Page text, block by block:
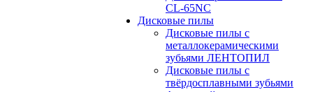
CL-65NC
Дисковые пилы
Дисковые пилы с
металлокерамическими
зубьями ЛЕНТОПИЛ
Дисковые пилы с
твёрдосплавными зубьями